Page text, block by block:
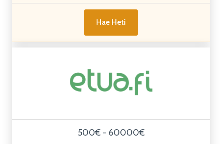
Hae Heti
500€ - 60000€